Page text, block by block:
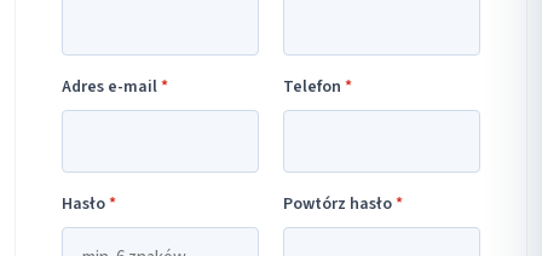
Adres e-mail* Telefon *
Hasło* Powtórz hasło*